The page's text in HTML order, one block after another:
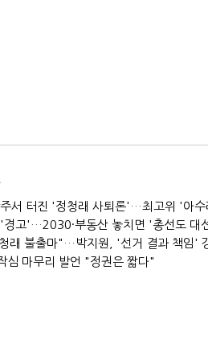
서 터진 '정청래 사퇴론'…최고위 '아수
래 불출마"…박지원, '선거 결과 책임'
심 마무리 발언 "정권은 짧다"